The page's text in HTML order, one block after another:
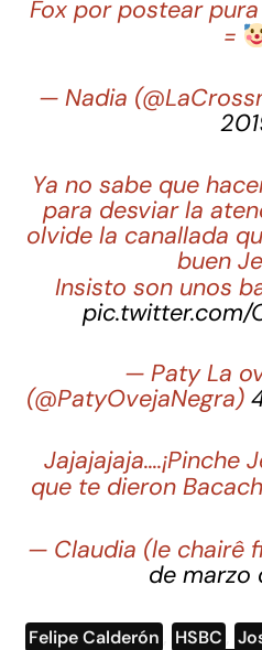
Fox por postear
=
— Nadia
Ya no sabe que
para desviar la
olvide la canallada
buen
Insisto son unos
pic.twitter.com/
— Paty La
(@PatyOvejaNegra)
Jajajajaja….¡Pinche
que te dieron
— Claudia (le chairê
de marzo
Felipe Calderón HSBC